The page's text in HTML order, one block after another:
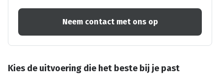
Neem contact met ons op
Kies de uitvoering die het beste bij je past